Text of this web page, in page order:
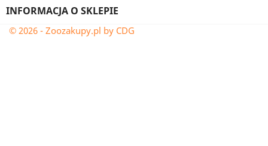
INFORMACJA O SKLEPIE
© 2026 - Zoozakupy.pl by CDG